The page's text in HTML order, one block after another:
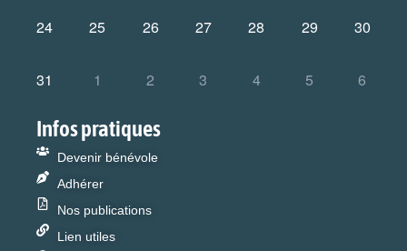
24 25 26 27 28 29 30
31 1 2 3 4 5 6
Infos pratiques
Devenir bénévole
Adhérer
Nos publications
Lien utiles